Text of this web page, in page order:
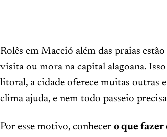
Rolês em Maceió além das praias
visita ou mora na capital alagoana.
litoral, a cidade oferece muitas outras
clima ajuda, e nem todo passeio
Por esse motivo, conhecer o que fazer